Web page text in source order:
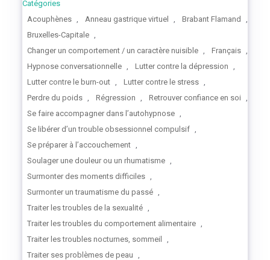
Catégories
Acouphènes , Anneau gastrique virtuel , Brabant Flamand
,
Bruxelles-Capitale ,
Changer un comportement / un caractère nuisible , Français ,
Hypnose conversationnelle , Lutter contre la dépression ,
Lutter contre le burn-out , Lutter contre le stress ,
Perdre du poids , Régression , Retrouver confiance en soi ,
Se faire accompagner dans l’autohypnose ,
Se libérer d’un trouble obsessionnel compulsif ,
Se préparer à l’accouchement ,
Soulager une douleur ou un rhumatisme ,
Surmonter des moments difficiles ,
Surmonter un traumatisme du passé ,
Traiter les troubles de la sexualité ,
Traiter les troubles du comportement alimentaire ,
Traiter les troubles nocturnes, sommeil
,
Traiter ses problèmes de peau ,